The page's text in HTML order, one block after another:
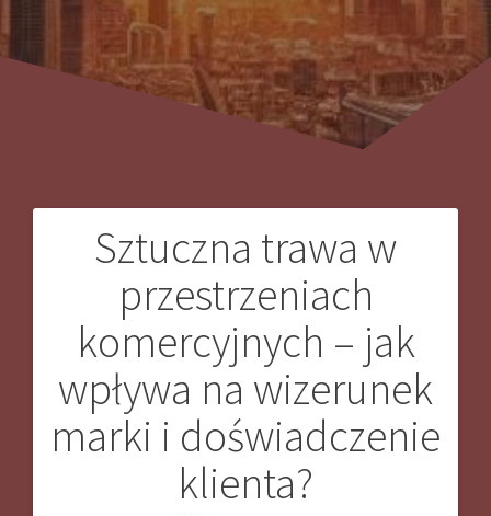
Sztuczna trawa w
przestrzeniach
komercyjnych – jak
wpływa na wizerunek
marki i doświadczenie
klienta?
Nawigacja
wpisu